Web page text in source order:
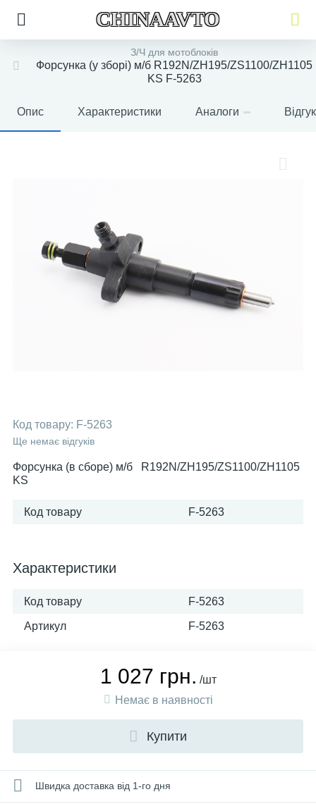
CHINAAVTO
З/Ч для мотоблоків
Форсунка (у зборі) м/б R192N/ZH195/ZS1100/ZH1105
KS F-5263
Опис Характеристики Аналоги
Код товару: F-5263
Ще немає відгуків
Форсунка (в сборе) м/б R192N/ZH195/ZS1100/ZH1105
KS
Код товару F-5263
Характеристики
Код товару F-5263
Артикул F-5263
1 027 грн. /шт
Немає в наявності
Купити
Швидка доставка від 1-го дня